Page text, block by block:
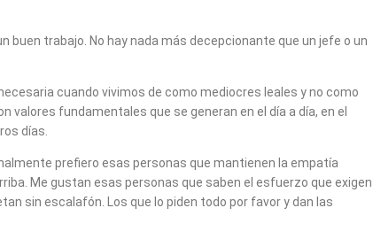
buen trabajo. No hay nada más decepcionante que un jefe o un
cuando vivimos de como mediocres leales y no como
fundamentales que se generan en el día a día, en el
días.
prefiero esas personas que mantienen la empatía
Me gustan esas personas que saben el esfuerzo que exigen
sin escalafón. Los que lo piden todo por favor y dan las